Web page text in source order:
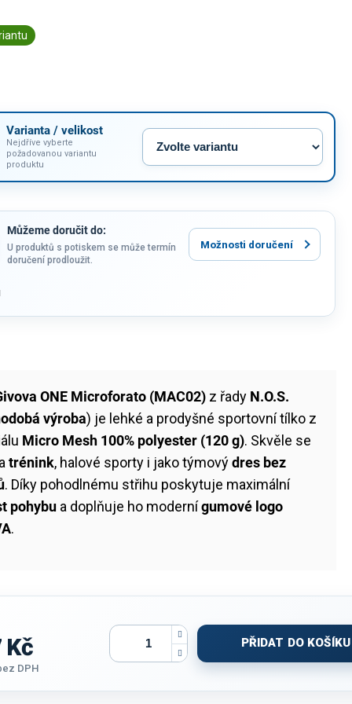
Varianta / velikost
Nejdříve vyberte
požadovanou variantu
produktu
Můžeme doručit do:
U produktů s potiskem se může termín
doručení prodloužit.
Možnosti doručení
ONE Microforato (MAC02) z řady N.O.S.
výroba) je lehké a prodyšné sportovní tílko z
Micro Mesh 100% polyester (120 g). Skvěle se
trénink, halové sporty i jako týmovýdres bez
. Díky pohodlnému střihu poskytuje maximální
pohybu a doplňuje ho modernígumové logo
.
Kč
DPH
PŘIDAT DO KOŠÍKU